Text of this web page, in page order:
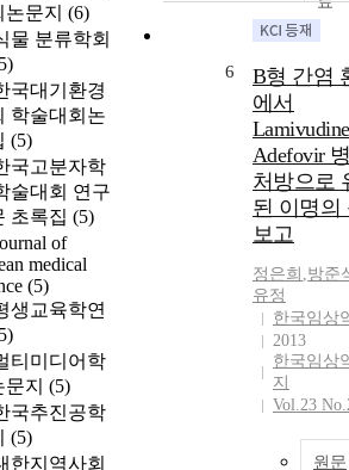
논문지 (6)
물 분류학회
국대기환경
학술대회논
(5)
국고분자학
술대회 연구
초록집 (5)
of
medical
(5)
생교육학연
티미디어학
문지 (5)
국추진공학
(5)
한지역사회
6
B형 간염
에서
Adefovir
처방으로
된 이명의
보고
정은희 ,방준
유정
한국임상
2013
한국임상
지
Vol.23
원문